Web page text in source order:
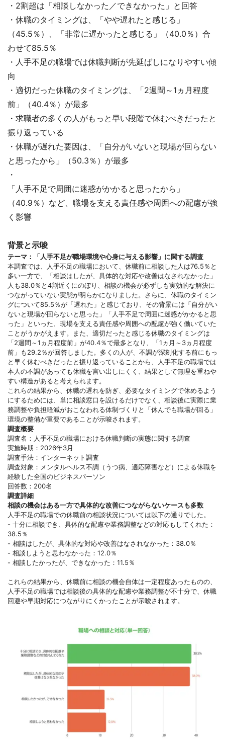
・2割超は「相談しなかった／できなかった」と回答
・休職のタイミングは、「やや遅れたと感じる」
（45.5％）、「非常に遅かったと感じる」（40.0％）合
わせて85.5％
・人手不足の職場では休職判断が先延ばしになりやすい傾
向
・適切だった休職のタイミングは、「2週間～1ヵ月程度
前」（40.4％）が最多
・求職者の多くの人がもっと早い段階で休むべきだったと
振り返っている
・休職が遅れた要因は、「自分がいないと現場が回らない
と思ったから」（50.3％）が最多
・
「人手不足で周囲に迷惑がかかると思ったから」
（40.9％）など、職場を支える責任感や周囲への配慮が強
く影響
背景と示唆
テーマ：「人手不足が職場環境や心身に与える影響」に関する調査
本調査では、人手不足の職場において、休職前に相談した人は76.5％と
多い一方で、「相談はしたが、具体的な対応や改善はなされなかった」
人も38.0％と4割近くにのぼり、相談の機会が必ずしも実効的な解決に
つながっていない実態が明らかになりました。さらに、休職のタイミン
グについて85.5％が「遅れた」と感じており、その背景には「自分がい
ないと現場が回らないと思った」「人手不足で周囲に迷惑がかかると思
った」といった、現場を支える責任感や周囲への配慮が強く働いていた
ことがうかがえます。また、適切だったと感じる休職のタイミングは
「2週間～1ヵ月程度前」が40.4％で最多となり、「1ヵ月～3ヵ月程度
前」も29.2％が回答しました。多くの人が、不調が深刻化する前にもっ
と早く休むべきだったと振り返っていることから、人手不足の職場では
本人の不調があっても休職を言い出しにくく、結果として無理を重ねや
すい構造があると考えられます。
これらの結果から、休職の遅れを防ぎ、必要なタイミングで休めるよう
にするためには、単に相談窓口を設けるだけでなく、相談後に実際に業
務調整や負担軽減がおこなわれる体制づくりと「休んでも職場が回る」
環境の整備が重要であることが示唆されます。
調査概要
調査名：人手不足の職場における休職判断の実態に関する調査
実施時期：2026年3月
調査手法：インターネット調査
調査対象：メンタルヘルス不調（うつ病、適応障害など）による休職を
経験した全国のビジネスパーソン
回答数：200名
調査詳細
相談の機会はある一方で具体的な改善につながらないケースも多数
人手不足の職場での休職前の相談状況については以下の通りでした。
- 十分に相談でき、具体的な配慮や業務調整などの対応もしてくれた：
38.5％
- 相談はしたが、具体的な対応や改善はなされなかった：38.0％
- 相談しようと思わなかった：12.0％
- 相談したかったが、できなかった：11.5％
これらの結果から、休職前に相談の機会自体は一定程度あったものの、
人手不足の職場では相談後の具体的な配慮や業務調整が不十分で、休職
回避や早期対応につながりにくかったことが示唆されます。